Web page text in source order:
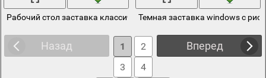
Рабочий стол заставка классическая windows 7
Темная заставка windows с
Назад Вперед
1
2
3
4